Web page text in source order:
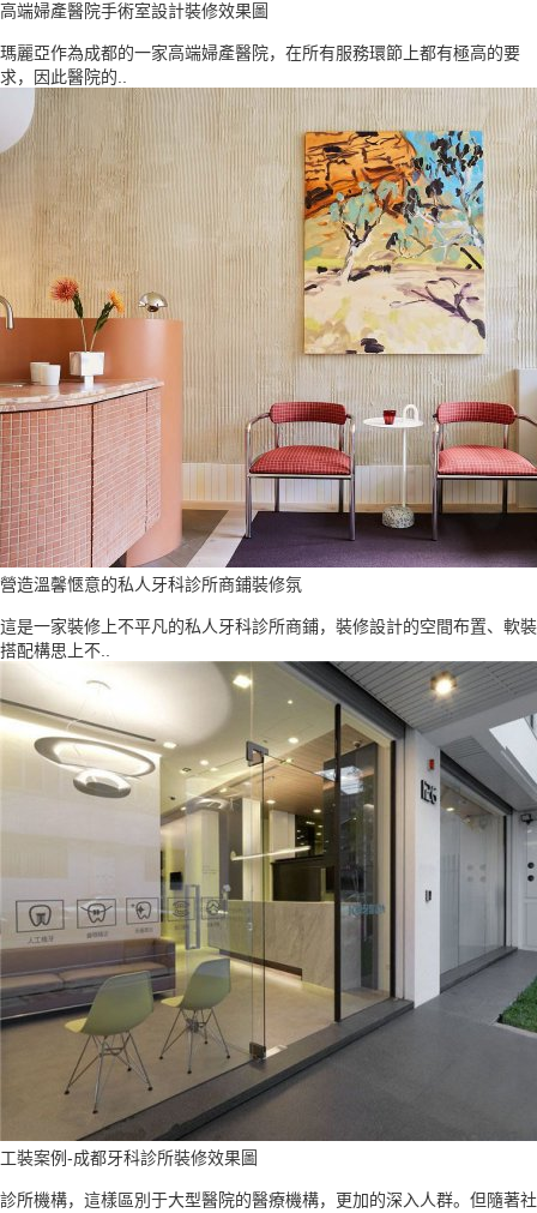
高端婦產醫院手術室設計裝修效果圖
瑪麗亞作為成都的一家高端婦產醫院，在所有服務環節上都有極高的要
求，因此醫院的..
營造溫馨愜意的私人牙科診所商鋪裝修氛
這是一家裝修上不平凡的私人牙科診所商鋪，裝修設計的空間布置、軟裝
搭配構思上不..
工裝案例-成都牙科診所裝修效果圖
診所機構，這樣區別于大型醫院的醫療機構，更加的深入人群。但隨著社